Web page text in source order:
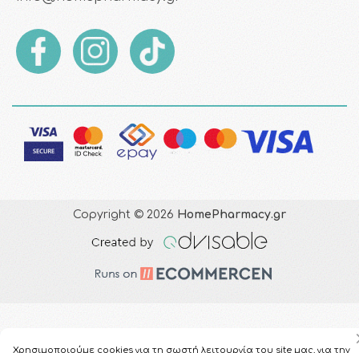
Copyright © 2026 HomePharmacy.gr
Χρησιμοποιούμε cookies για τη σωστή λειτουργία του site μας, για την